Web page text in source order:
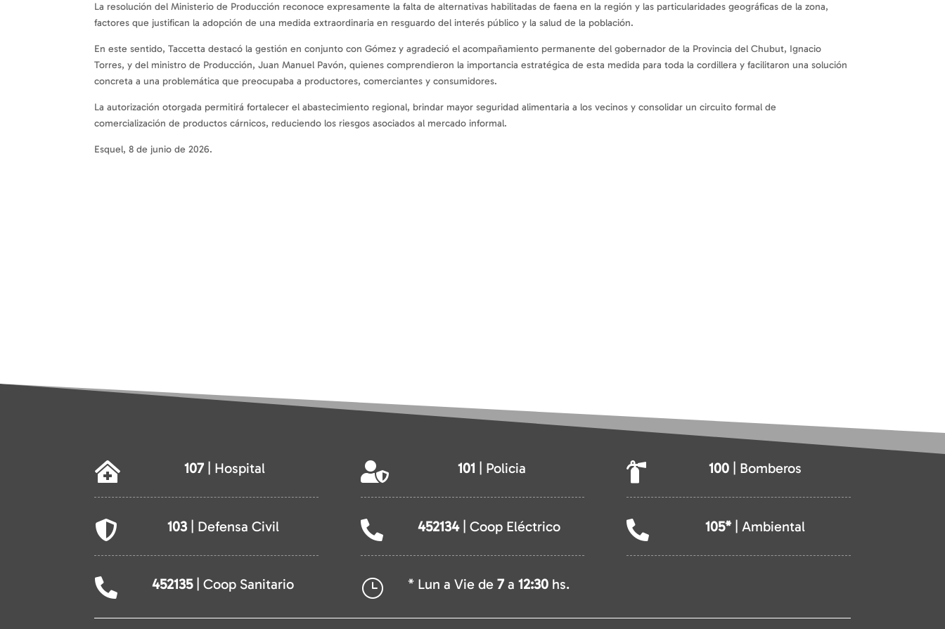
La resolución del Ministerio de Producción reconoce expresamente la falta de alternativas habilitadas de faena en la región y las particularidades geográficas de la zona,
factores que justifican la adopción de una medida extraordinaria en resguardo del interés público y la salud de la población.
En este sentido, Taccetta destacó la gestión en conjunto con Gómez y agradeció el acompañamiento permanente del gobernador de la Provincia del Chubut, Ignacio
Torres, y del ministro de Producción, Juan Manuel Pavón, quienes comprendieron la importancia estratégica de esta medida para toda la cordillera y facilitaron una solución
concreta a una problemática que preocupaba a productores, comerciantes y consumidores.
La autorización otorgada permitirá fortalecer el abastecimiento regional, brindar mayor seguridad alimentaria a los vecinos y consolidar un circuito formal de
comercialización de productos cárnicos, reduciendo los riesgos asociados al mercado informal.
Esquel, 8 de junio de 2026.
 107| Hospital
 103| Defensa Civil
 452135| Coop Sanitario
 101 | Policia
 452134| Coop Eléctrico
} * Lun a Vie de7 a12:30 hs.
 100| Bomberos
 105*| Ambiental